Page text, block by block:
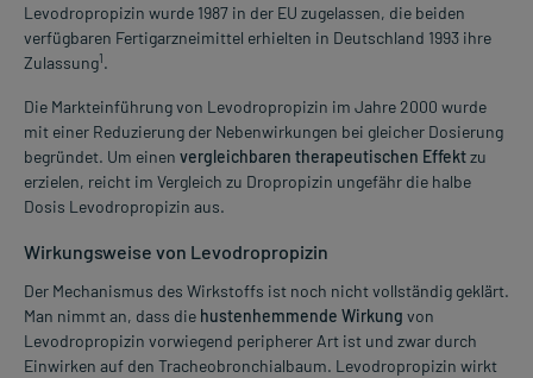
Levodropropizin wurde 1987 in der EU zugelassen, die beiden
verfügbaren Fertigarzneimittel erhielten in Deutschland 1993 ihre
Zulassung1.
Die Markteinführung von Levodropropizin im Jahre 2000 wurde
mit einer Reduzierung der Nebenwirkungen bei gleicher Dosierung
begründet. Um einen vergleichbaren therapeutischen Effektzu
erzielen, reicht im Vergleich zu Dropropizin ungefähr die halbe
Dosis Levodropropizin aus.
Wirkungsweise von Levodropropizin
Der Mechanismus des Wirkstoffs ist noch nicht vollständig geklärt.
Man nimmt an, dass die hustenhemmende Wirkung von
Levodropropizin vorwiegend peripherer Art ist und zwar durch
Einwirken auf den Tracheobronchialbaum. Levodropropizin wirkt